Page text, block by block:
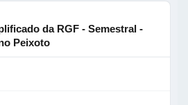
da RGF - Semestral -
Peixoto